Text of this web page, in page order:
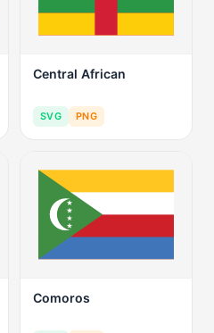
Central African
SVG PNG
Comoros